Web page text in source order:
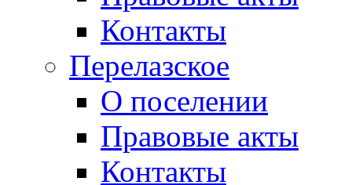
Контакты
Перелазское
О поселении
Правовые акты
Контакты